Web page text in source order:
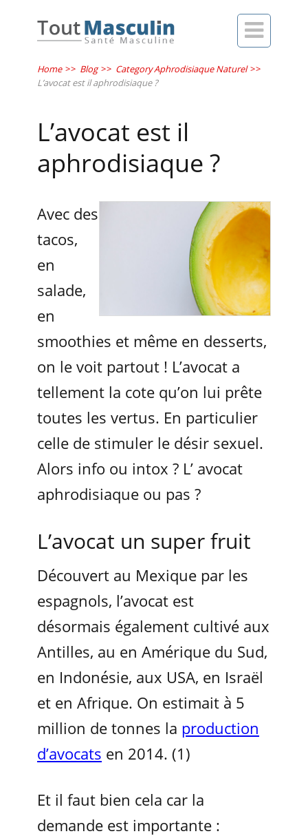

Home >> Blog >> Category Aphrodisiaque Naturel >>
L’avocat est il aphrodisiaque ?
L’avocat est il
aphrodisiaque ?
Avec des
tacos,
en
salade,
en
smoothies et même en desserts,
on le voit partout ! L’avocat a
tellement la cote qu’on lui prête
toutes les vertus. En particulier
celle de stimuler le désir sexuel.
Alors info ou intox ? L’ avocat
aphrodisiaque ou pas ?
L’avocat un super fruit
Découvert au Mexique par les
espagnols, l’avocat est
désormais également cultivé aux
Antilles, au en Amérique du Sud,
en Indonésie, aux USA, en Israël
et en Afrique. On estimait à 5
million de tonnes la production
d’avocats en 2014. (1)
Et il faut bien cela car la
demande est importante :